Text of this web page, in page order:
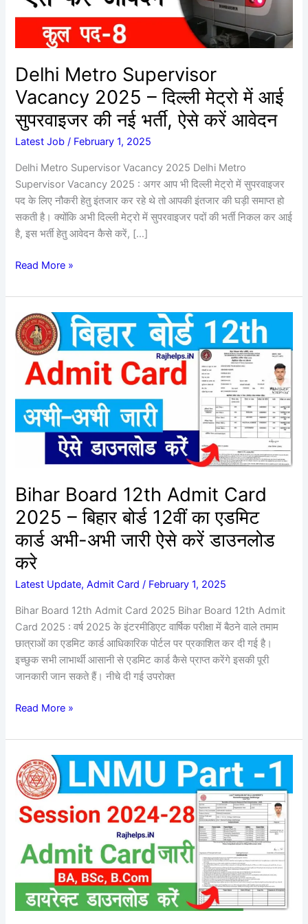
Delhi Metro Supervisor
Vacancy 2025 – दिल्ली मेट्रो में आई
सुपरवाइजर की नई भर्ती, ऐसे करें आवेदन
Latest Job / February 1, 2025
Delhi Metro Supervisor Vacancy 2025 Delhi Metro
Supervisor Vacancy 2025 : अगर आप भी दिल्ली मेट्रो में सुपरवाइजर
पद के लिए नौकरी हेतु इंतजार कर रहे थे तो आपकी इंतजार की घड़ी समाप्त हो
सकती है। क्योंकि अभी दिल्ली मेट्रो में सुपरवाइजर पदों की भर्ती निकल कर आई
है, इस भर्ती हेतु आवेदन कैसे करें, […]
मेट्रो
आई
सुपरवाइजर
की
नई
भर्ती,
ऐसे
करें
आवेदन
Read More »
Bihar Board 12th Admit Card
2025 – बिहार बोर्ड 12वीं का एडमिट
कार्ड अभी-अभी जारी ऐसे करें डाउनलोड
करे
Latest Update,Admit Card / February 1, 2025
Bihar Board 12th Admit Card 2025 Bihar Board 12th Admit
Card 2025 : वर्ष 2025 के इंटरमीडिएट वार्षिक परीक्षा में बैठने वाले तमाम
छात्राओं का एडमिट कार्ड आधिकारिक पोर्टल पर प्रकाशित कर दी गई है।
इच्छुक सभी लाभार्थी आसानी से एडमिट कार्ड कैसे प्राप्त करेंगे इसकी पूरी
जानकारी जान सकते हैं। नीचे दी गई उपरोक्त
Bihar
Board
12th
Admit
Card
2025
बिहार
का
एडमिट
कार्ड
अभी-
अभी
जारी
ऐसे
डाउनलोड
करे
Read More »
LNMU
UG
1st
Semester
Card
2024-
जारी
(Direct